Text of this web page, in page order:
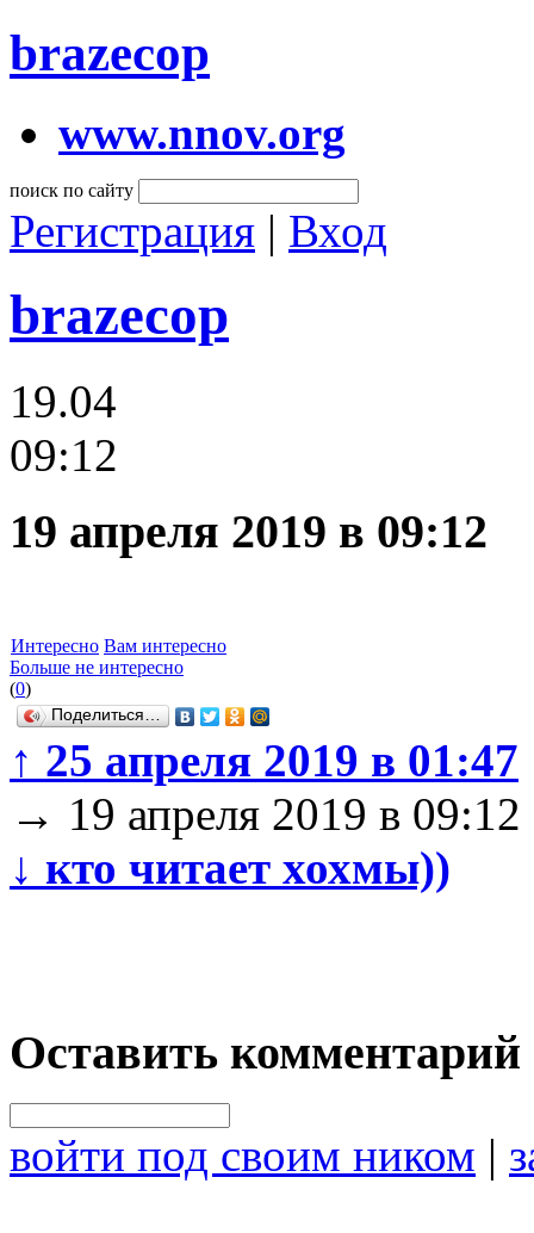
brazecop
www.nnov.org
поиск по сайту
Регистрация | Вход
brazecop
19.04
09:12
19 апреля 2019 в 09:12
Интересно Вам интересно
Больше не интересно
(0)
Поделиться…
↑ 25 апреля 2019 в 01:47
→ 19 апреля 2019 в 09:12
↓ кто читает хохмы))
Оставить комментарий
войти под своим ником |